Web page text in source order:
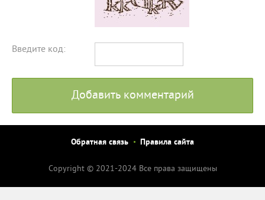
Введите код:
Добавить комментарий
Обратная связь Правила сайта
Copyright © 2021-2024 Все права защищены